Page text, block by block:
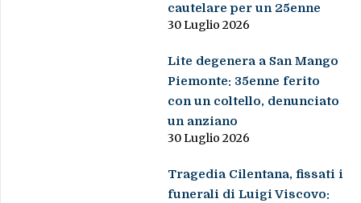
cautelare per un 25enne
30 Luglio 2026
Lite degenera a San Mango
Piemonte: 35enne ferito
con un coltello, denunciato
un anziano
30 Luglio 2026
Tragedia Cilentana, fissati i
funerali di Luigi Viscovo: